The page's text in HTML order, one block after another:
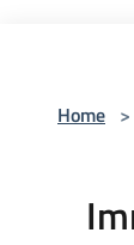
Home >